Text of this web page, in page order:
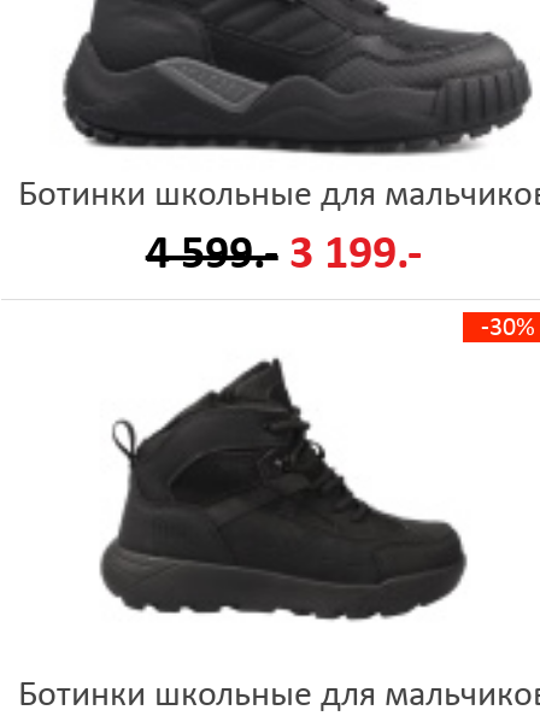
Ботинки школьные для
4 599.- 3 199.-
-30%
Ботинки школьные для